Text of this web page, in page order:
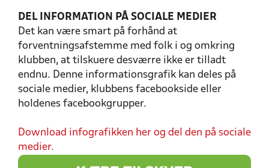
DEL INFORMATION PÅ SOCIALE MEDIER
Det kan være smart på forhånd at
forventningsafstemme med folk i og omkring
klubben, at tilskuere desværre ikke er tilladt
endnu. Denne informationsgrafik kan deles på
sociale medier, klubbens facebookside eller
holdenes facebookgrupper.
Download infografikken her og del den på sociale
medier.